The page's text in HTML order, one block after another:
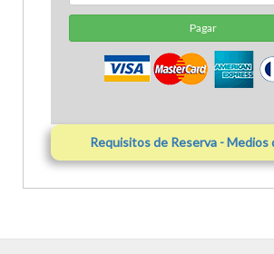
Pagar
Requisitos de Reserva - Medios